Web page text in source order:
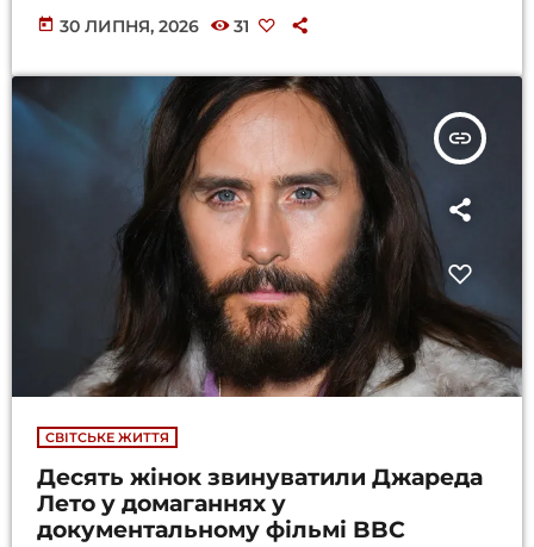
today 30 ЛИПНЯ, 2026 31
insert_link
СВІТСЬКЕ ЖИТТЯ
Десять жінок звинуватили Джареда
Лето у домаганнях у
документальному фільмі BBC